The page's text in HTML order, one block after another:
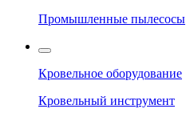
Промышленные пылесосы
Кровельное оборудование
Кровельный инструмент